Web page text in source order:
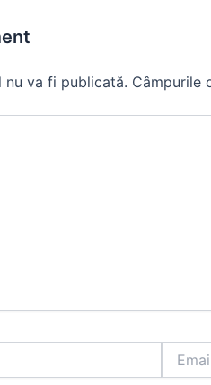
nu va fi publicată. Câmpurile